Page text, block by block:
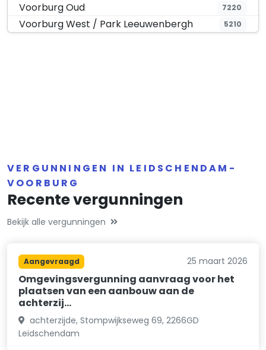
Voorburg Oud 7220
Voorburg West / Park Leeuwenbergh 5210
VERGUNNINGEN IN LEIDSCHENDAM-
VOORBURG
Recente vergunningen
Bekijk alle vergunningen
Aangevraagd 25 maart 2026
Omgevingsvergunning aanvraag voor het
plaatsen van een aanbouw aan de
achterzij…
achterzijde, Stompwijkseweg 69, 2266GD
Leidschendam